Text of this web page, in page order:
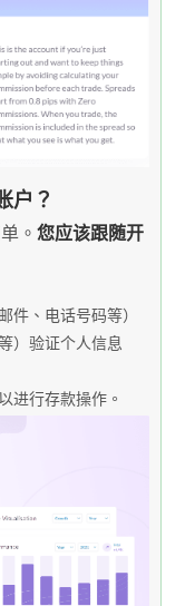
户？
。 您应该跟随开
件、电话号码等）
）验证个人信息
进行存款操作。